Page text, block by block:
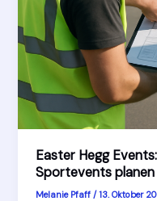
Easter Hegg
Sportevents planen
Melanie Pfaff/13. Oktober